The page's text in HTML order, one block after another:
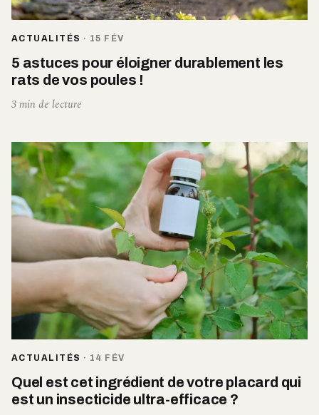
ACTUALITÉS · 15 FÉV
5 astuces pour éloigner durablement les
rats de vos poules !
3 min de lecture
ACTUALITÉS · 14 FÉV
Quel est cet ingrédient de votre placard qui
est un insecticide ultra-efficace ?